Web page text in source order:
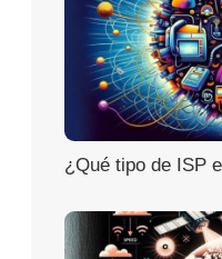
¿Qué tipo de ISP